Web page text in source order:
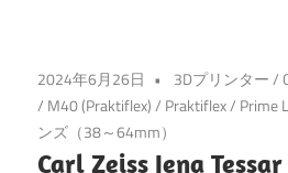
2024年6月26日 3Dプリンター/
/ M40 (Praktiflex)/ Praktiflex/ Prime
ンズ（38～64mm）
Carl Zeiss Jena